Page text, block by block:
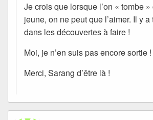
Je crois que lorsque l’on « tombe
jeune, on ne peut que l’aimer. Il y
dans les découvertes à faire !
Moi, je n’en suis pas encore sortie !
Merci, Sarang d’être là !